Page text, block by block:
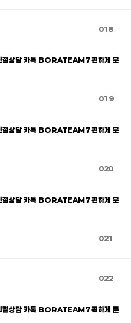
018
상담 카톡 BORATEAM7 편하게 문
019
상담 카톡 BORATEAM7 편하게 문
020
상담 카톡 BORATEAM7 편하게 문
021
022
상담 카톡 BORATEAM7 편하게 문